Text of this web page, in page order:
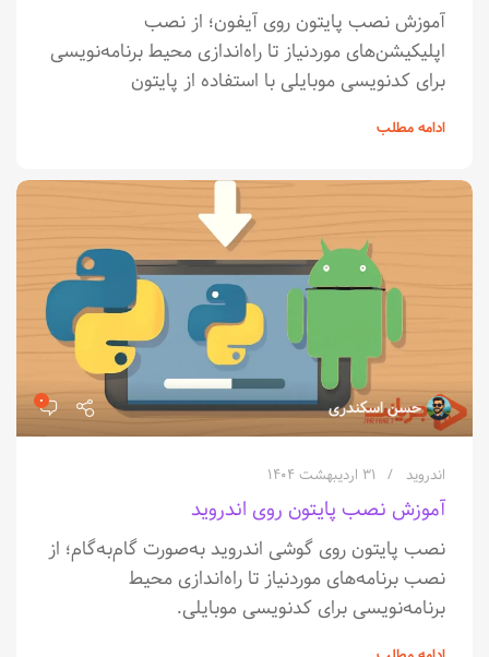
آموزش نصب پایتون روی آیفون؛ از نصب
اپلیکیشن‌های موردنیاز تا راه‌اندازی محیط برنامه‌نویسی
برای کدنویسی موبایلی با استفاده از پایتون
ادامه مطلب
حسن اسکندری ۰
اندروید ۳۱ اردیبهشت ۱۴۰۴
آموزش نصب پایتون روی اندروید
نصب پایتون روی گوشی اندروید به‌صورت گام‌به‌گام؛ از
نصب برنامه‌های موردنیاز تا راه‌اندازی محیط
برنامه‌نویسی برای کدنویسی موبایلی.